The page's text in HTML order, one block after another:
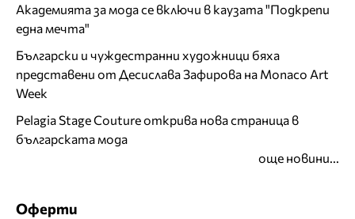
Академията за мода се включи в каузата "Подкрепи
една мечта"
Български и чуждестранни художници бяха
представени от Десислава Зафирова на Monaco Art
Week
Pelagia Stage Couture открива нова страница в
българската мода
още новини...
Оферти